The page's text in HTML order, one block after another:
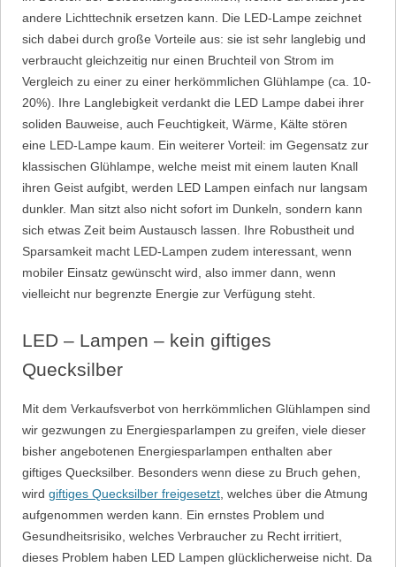
andere Lichttechnik ersetzen kann. Die LED-Lampe zeichnet
sich dabei durch große Vorteile aus: sie ist sehr langlebig und
verbraucht gleichzeitig nur einen Bruchteil von Strom im
Vergleich zu einer zu einer herkömmlichen Glühlampe (ca. 10-
20%). Ihre Langlebigkeit verdankt die LED Lampe dabei ihrer
soliden Bauweise, auch Feuchtigkeit, Wärme, Kälte stören
eine LED-Lampe kaum. Ein weiterer Vorteil: im Gegensatz zur
klassischen Glühlampe, welche meist mit einem lauten Knall
ihren Geist aufgibt, werden LED Lampen einfach nur langsam
dunkler. Man sitzt also nicht sofort im Dunkeln, sondern kann
sich etwas Zeit beim Austausch lassen. Ihre Robustheit und
Sparsamkeit macht LED-Lampen zudem interessant, wenn
mobiler Einsatz gewünscht wird, also immer dann, wenn
vielleicht nur begrenzte Energie zur Verfügung steht.
LED – Lampen – kein giftiges
Quecksilber
Mit dem Verkaufsverbot von herrkömmlichen Glühlampen sind
wir gezwungen zu Energiesparlampen zu greifen, viele dieser
bisher angebotenen Energiesparlampen enthalten aber
giftiges Quecksilber. Besonders wenn diese zu Bruch gehen,
wird giftiges Quecksilber freigesetzt , welches über die Atmung
aufgenommen werden kann. Ein ernstes Problem und
Gesundheitsrisiko, welches Verbraucher zu Recht irritiert,
dieses Problem haben LED Lampen glücklicherweise nicht. Da